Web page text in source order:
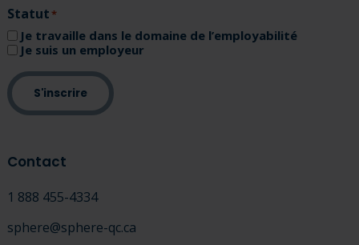
Statut (Nécessaire)
Je travaille dans le domaine de l’employabilité
Je suis un employeur
S'inscrire
Contact
1 888 455-4334
sphere@sphere-qc.ca